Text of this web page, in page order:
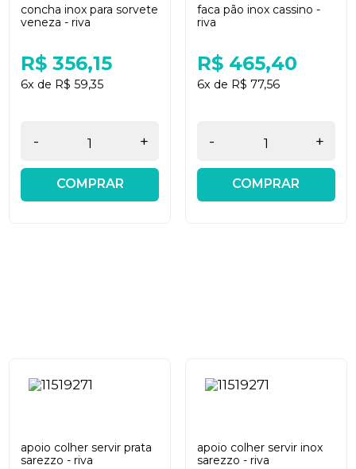
concha inox para sorvete
veneza - riva
R$ 356,15
6x de R$ 59,35
- +
COMPRAR
faca pão inox cassino -
riva
R$ 465,40
6x de R$ 77,56
- +
COMPRAR
apoio colher servir prata
sarezzo - riva
apoio colher servir inox
sarezzo - riva